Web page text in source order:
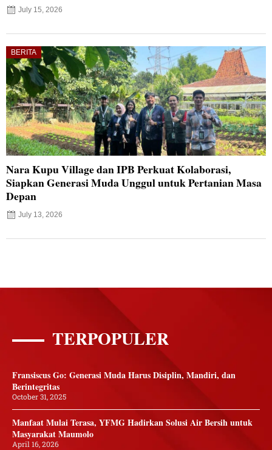
July 15, 2026
BERITA
Nara Kupu Village dan IPB Perkuat Kolaborasi,
Siapkan Generasi Muda Unggul untuk Pertanian Masa
Depan
July 13, 2026
TERPOPULER
Fransiscus Go: Generasi Muda Harus Disiplin, Mandiri, dan
Berintegritas
October 31, 2025
Manfaat Mulai Terasa, YFMG Hadirkan Solusi Air Bersih untuk
Masyarakat Maumolo
April 16, 2026